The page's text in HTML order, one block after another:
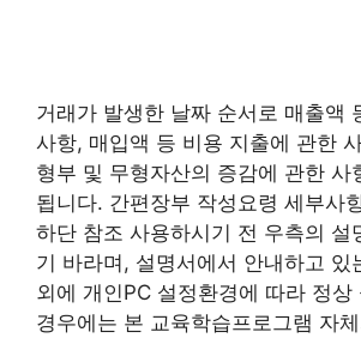
거래가 발생한 날짜 순서로 매출액
사항, 매입액 등 비용 지출에 관한
형부 및 무형자산의 증감에 관한 사
됩니다. 간편장부 작성요령 세부사
하단 참조 사용하시기 전 우측의 설
기 바라며, 설명서에서 안내하고 있
외에 개인PC 설정환경에 따라 정상
경우에는 본 교육학습프로그램 자